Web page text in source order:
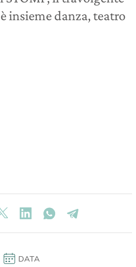
insieme danza, teatro
DATA